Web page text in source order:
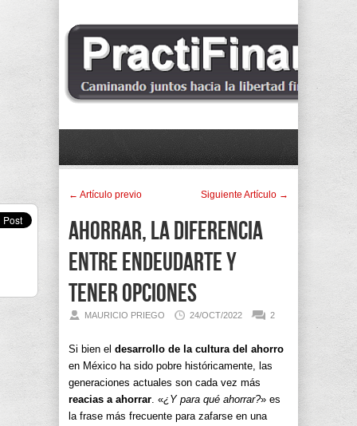
← Artí­culo previo Siguiente Artí­culo →
Ahorrar, la diferencia
entre endeudarte y
tener opciones
MAURICIO PRIEGO 24/OCT/2022 2
Si bien el desarrollo de la cultura del ahorro
en México ha sido pobre históricamente, las
generaciones actuales son cada vez más
reacias a ahorrar. «¿Y para qué ahorrar?» es
la frase más frecuente para zafarse en una